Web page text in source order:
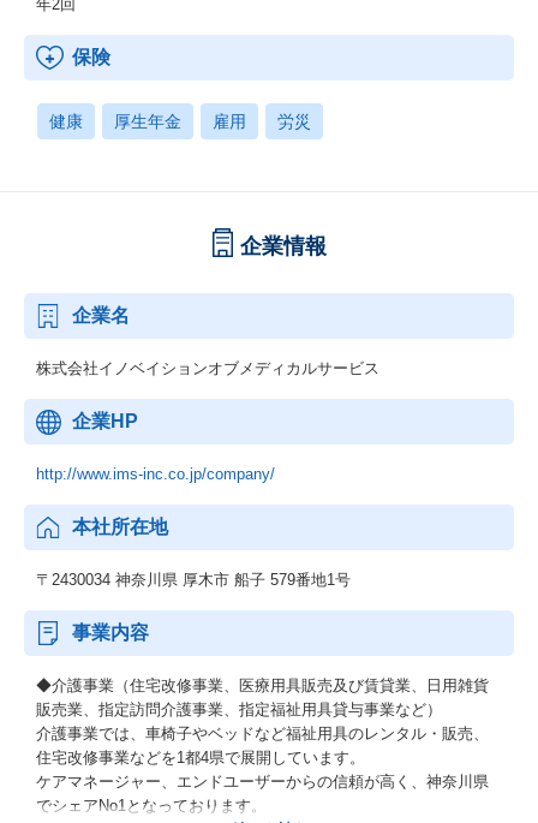
年2回
保険
健康 厚生年金 雇用 労災
企業情報
企業名
株式会社イノベイションオブメディカルサービス
企業HP
http://www.ims-inc.co.jp/company/
本社所在地
〒2430034 神奈川県 厚木市 船子 579番地1号
事業内容
◆介護事業（住宅改修事業、医療用具販売及び賃貸業、日用雑貨
販売業、指定訪問介護事業、指定福祉用具貸与事業など）
介護事業では、車椅子やベッドなど福祉用具のレンタル・販売、
住宅改修事業などを1都4県で展開しています。
ケアマネージャー、エンドユーザーからの信頼が高く、神奈川県
でシェアNo1となっております。